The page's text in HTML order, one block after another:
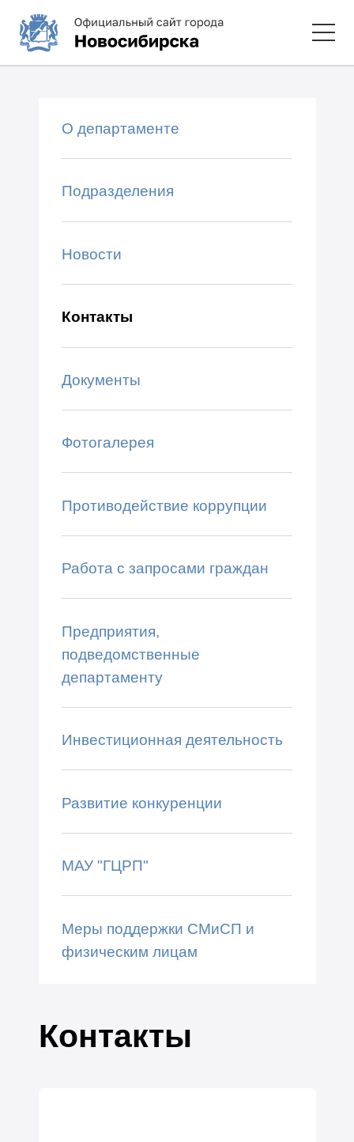
О департаменте
Подразделения
Новости
Контакты
Документы
Фотогалерея
Противодействие коррупции
Работа с запросами граждан
Предприятия,
подведомственные
департаменту
Инвестиционная деятельность
Развитие конкуренции
МАУ "ГЦРП"
Меры поддержки СМиСП и
физическим лицам
Контакты